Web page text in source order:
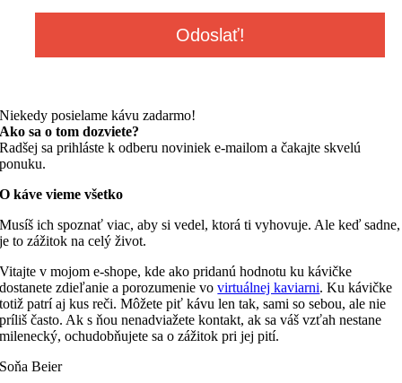
Niekedy posielame kávu zadarmo!
Ako sa o tom dozviete?
Radšej sa prihláste k odberu noviniek e-mailom a čakajte skvelú
ponuku.
O káve vieme všetko
Musíš ich spoznať viac, aby si vedel, ktorá ti vyhovuje. Ale keď sadne,
je to zážitok na celý život.
Vitajte v mojom e-shope, kde ako pridanú hodnotu ku kávičke
dostanete zdieľanie a porozumenie vovirtuálnej kaviarni. Ku kávičke
totiž patrí aj kus reči. Môžete piť kávu len tak, sami so sebou, ale nie
príliš často. Ak s ňou nenadviažete kontakt, ak sa váš vzťah nestane
milenecký, ochudobňujete sa o zážitok pri jej pití.
Soňa Beier